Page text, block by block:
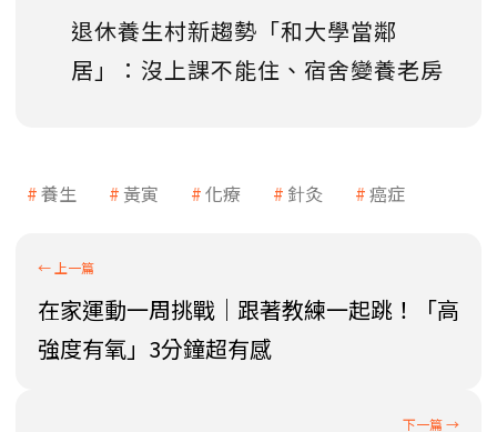
退休養生村新趨勢「和大學當鄰
居」：沒上課不能住、宿舍變養老房
養生 黃寅 化療 針灸 癌症
在家運動一周挑戰｜跟著教練一起跳！「高
強度有氧」3分鐘超有感